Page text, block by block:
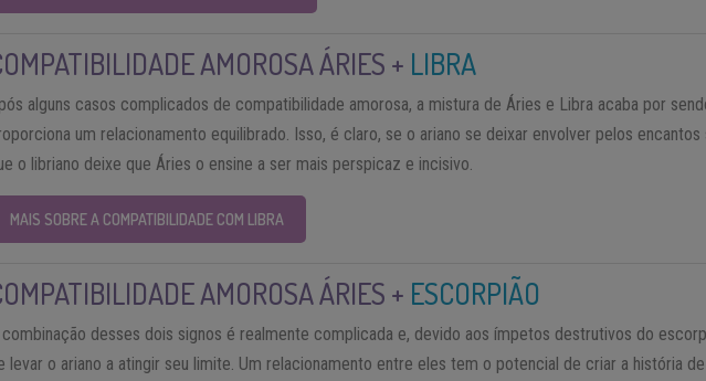
AMOROSA ÁRIES + LIBRA
alguns casos complicados de compatibilidade amorosa, a mistura de Áries e Libra acaba por
um relacionamento equilibrado. Isso, é claro, se o ariano se deixar envolver pelos
o libriano deixe que Áries o ensine a ser mais perspicaz e incisivo.
MAIS SOBRE A COMPATIBILIDADE COM LIBRA
AMOROSA ÁRIES + ESCORPIÃO
combinação desses dois signos é realmente complicada e, devido aos ímpetos destrutivos do
levar o ariano a atingir seu limite. Um relacionamento entre eles tem o potencial de criar a história